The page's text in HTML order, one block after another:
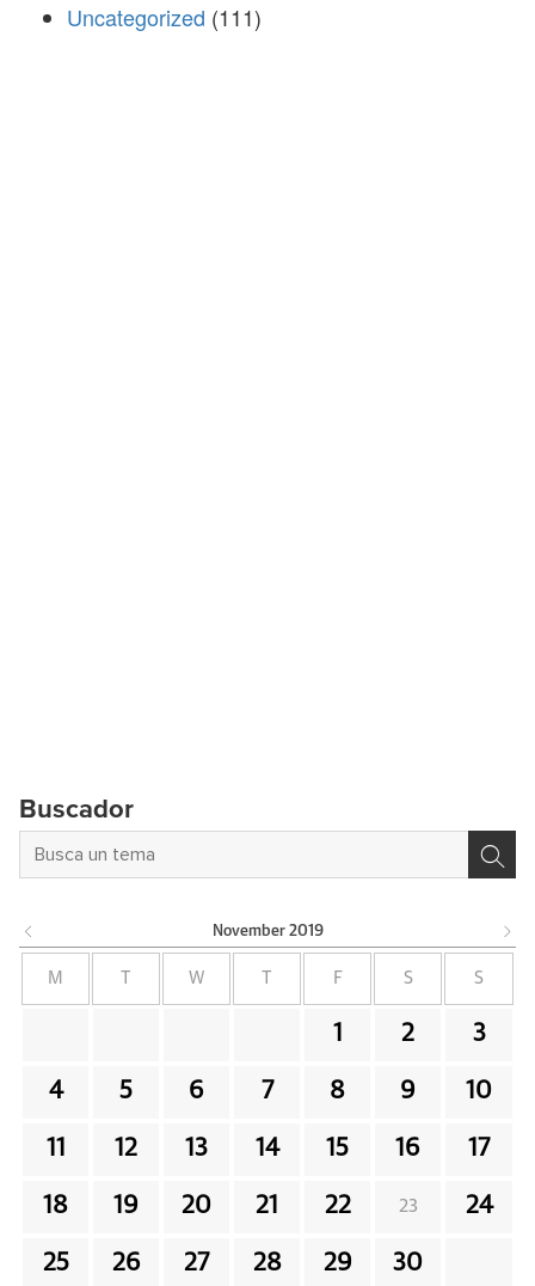
Uncategorized (111)
Buscador
November 2019
M W F S S
1 2 3
4 5 6 7 8 9 10
11 12 13 14 15 16 17
18 19 20 21 22 23 24
25 26 27 28 29 30